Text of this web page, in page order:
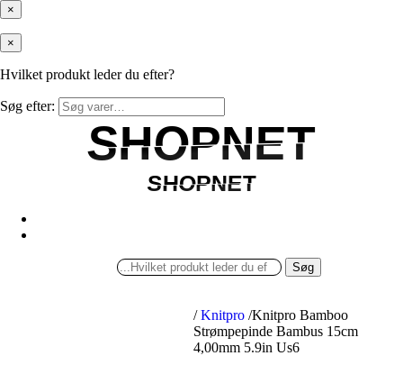
×
×
Hvilket produkt leder du efter?
Søg efter:
SHOPNET
SHOPNET
SHOPNET
SHOPNET
Søg
/ Knitpro /Knitpro Bamboo
Strømpepinde Bambus 15cm
4,00mm 5.9in Us6